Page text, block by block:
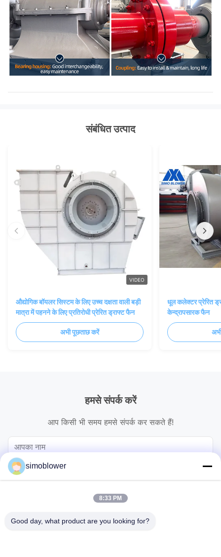
संबंधित उत्पाद
VIDEO
औद्योगिक बॉयलर सिस्टम के लिए उच्च दक्षता वाली बड़ी
मात्रा में पहनने के लिए प्रतिरोधी प्रेरित ड्राफ्ट फैन
अभी पूछताछ करें
धूल कलेक्टर प्रेरित
केन्द्रापसारक फैन
हमसे संपर्क करें
आप किसी भी समय हमसे संपर्क कर सकते हैं!
simoblower
8:33 PM
Good day, what product are you looking for?